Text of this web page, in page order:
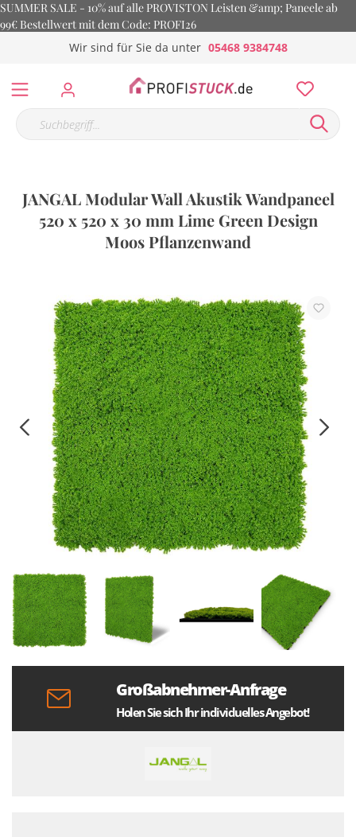
SUMMER SALE - 10% auf alle PROVISTON Leisten &amp; Paneele ab
99€ Bestellwert mit dem Code: PROFI26
Wir sind für Sie da unter 05468 9384748
JANGAL Modular Wall Akustik Wandpaneel
520 x 520 x 30 mm Lime Green Design
Moos Pflanzenwand
Großabnehmer-Anfrage
Holen Sie sich Ihr individuelles Angebot!